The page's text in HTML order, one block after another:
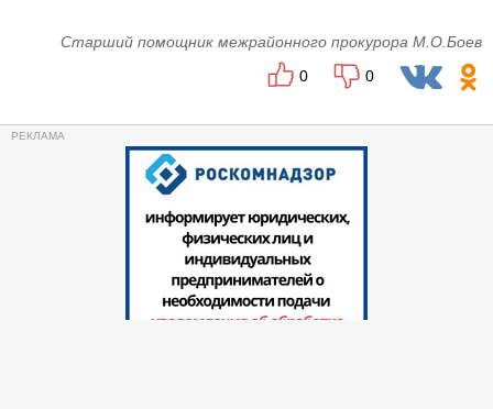
Старший помощник межрайонного прокурора М.О.Боев
0
0